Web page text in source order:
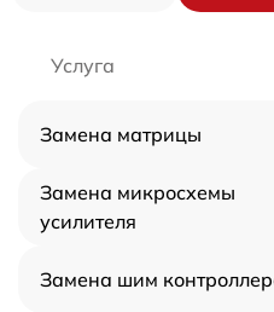
Услуга
Замена матрицы
Замена микросхемы
усилителя
Замена шим